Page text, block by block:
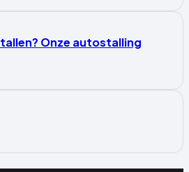
Onze autostalling